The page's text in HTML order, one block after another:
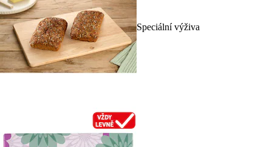
Speciální výživa